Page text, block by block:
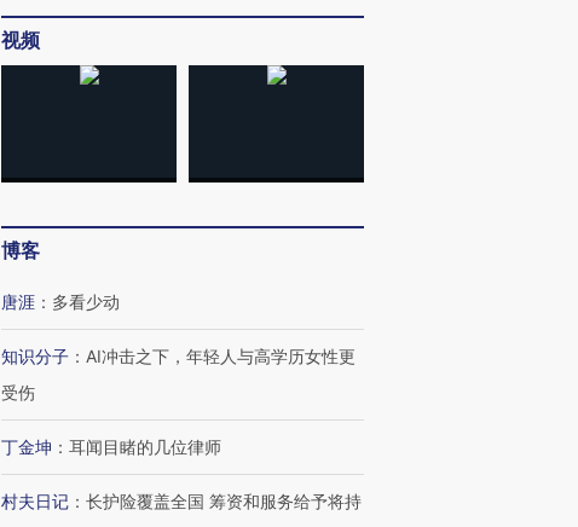
视频
博客
唐涯 ： 多看少动
知识分子 ： AI冲击之下，年轻人与高学历女性更
受伤
丁金坤 ： 耳闻目睹的几位律师
村夫日记 ： 长护险覆盖全国 筹资和服务给予将持